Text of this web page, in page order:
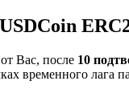
Вас, после 10
временного лага